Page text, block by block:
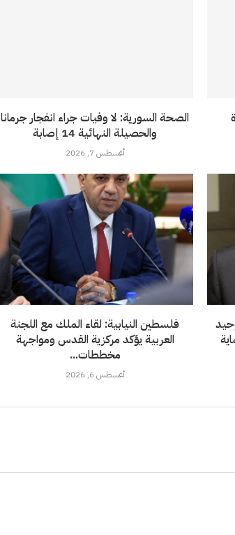
الصحة السورية: لا وفيات جراء انفجار جرمانا
والحصيلة النهائية 14 إصابة
أغسطس 7, 2026
فلسطين النيابية: لقاء الملك مع اللجنة
العربية يؤكد مركزية القدس ومواجهة
مخططات...
أغسطس 6, 2026